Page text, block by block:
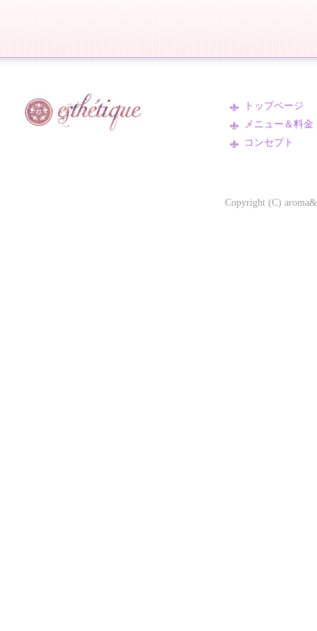
トップページ
メニュー＆料金
コンセプト
Copyright (C)